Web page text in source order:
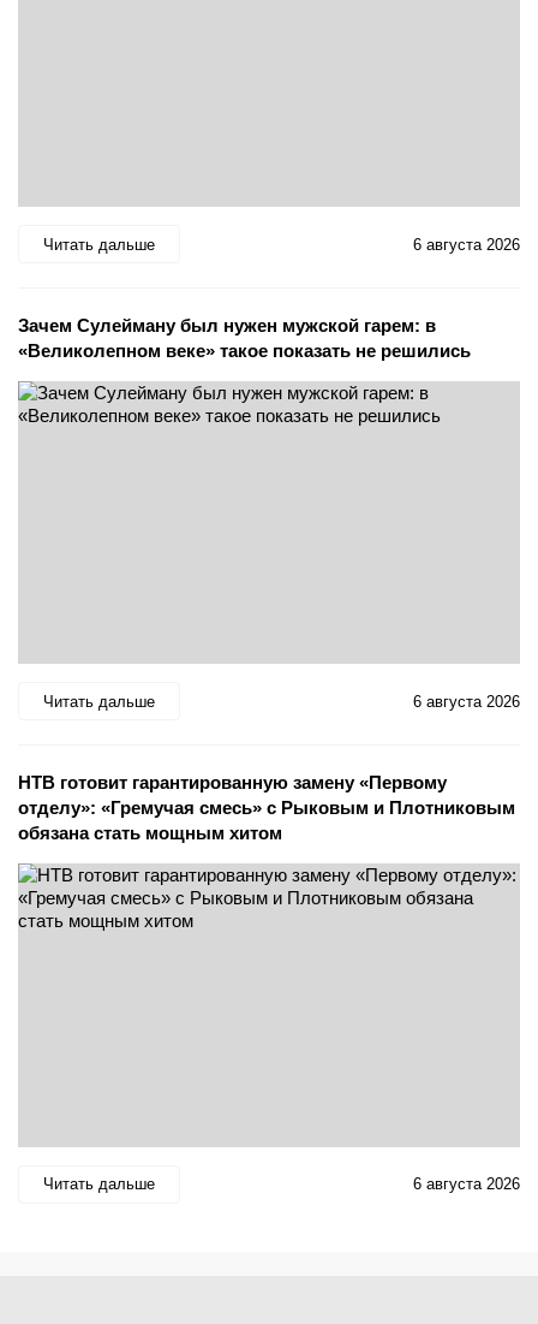
Читать дальше 6 августа 2026
Зачем Сулейману был нужен мужской гарем: в
«Великолепном веке» такое показать не решились
Читать дальше 6 августа 2026
НТВ готовит гарантированную замену «Первому
отделу»: «Гремучая смесь» с Рыковым и Плотниковым
обязана стать мощным хитом
Читать дальше 6 августа 2026